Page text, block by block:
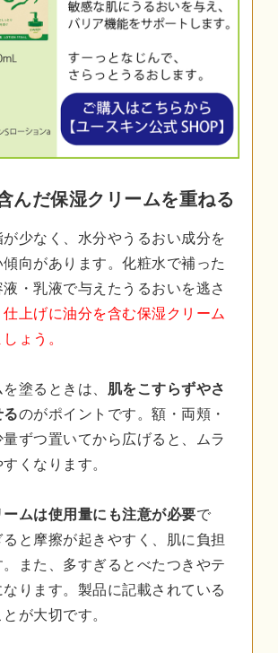
んだ保湿クリームを重ねる
少なく、水分やうるおい成分を
向があります。化粧水で補った
・乳液で与えたうるおいを逃さ
仕上げに油分を含む保湿クリーム
ょう。
塗るときは、 肌をこすらずやさ
のがポイントです。額・両頬・
ずつ置いてから広げると、ムラ
くなります。
ームは使用量にも注意が必要で
と摩擦が起きやすく、肌に負担
また、多すぎるとべたつきやテ
ります。製品に記載されている
が大切です。